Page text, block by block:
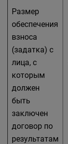
Размер
обеспечения
взноса
(задатка) с
лица, с
которым
должен
быть
заключен
договор по
результатам